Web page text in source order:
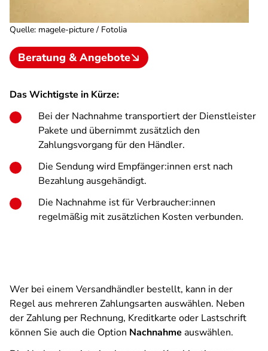
Quelle: magele-picture / Fotolia
Beratung & Angebote
Das Wichtigste in Kürze:
Bei der Nachnahme transportiert der Dienstleister
Pakete und übernimmt zusätzlich den
Zahlungsvorgang für den Händler.
Die Sendung wird Empfänger:innen erst nach
Bezahlung ausgehändigt.
Die Nachnahme ist für Verbraucher:innen
regelmäßig mit zusätzlichen Kosten verbunden.
Wer bei einem Versandhändler bestellt, kann in der
Regel aus mehreren Zahlungsarten auswählen. Neben
der Zahlung per Rechnung, Kreditkarte oder Lastschrift
können Sie auch die Option Nachnahme auswählen.